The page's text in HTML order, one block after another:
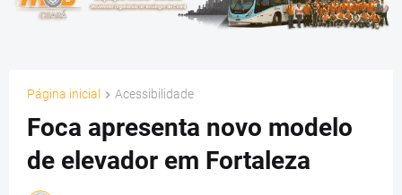
Página inicial Acessibilidade
Foca apresenta novo modelo
de elevador em Fortaleza